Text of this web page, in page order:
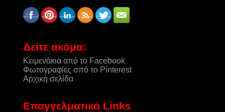
Δείτε ακόμα:
Κειμενάκια από το Facebook
Φωτογραφίες σπό το Pinterest
Αρχική σελίδα
Επαγγελματικά Links